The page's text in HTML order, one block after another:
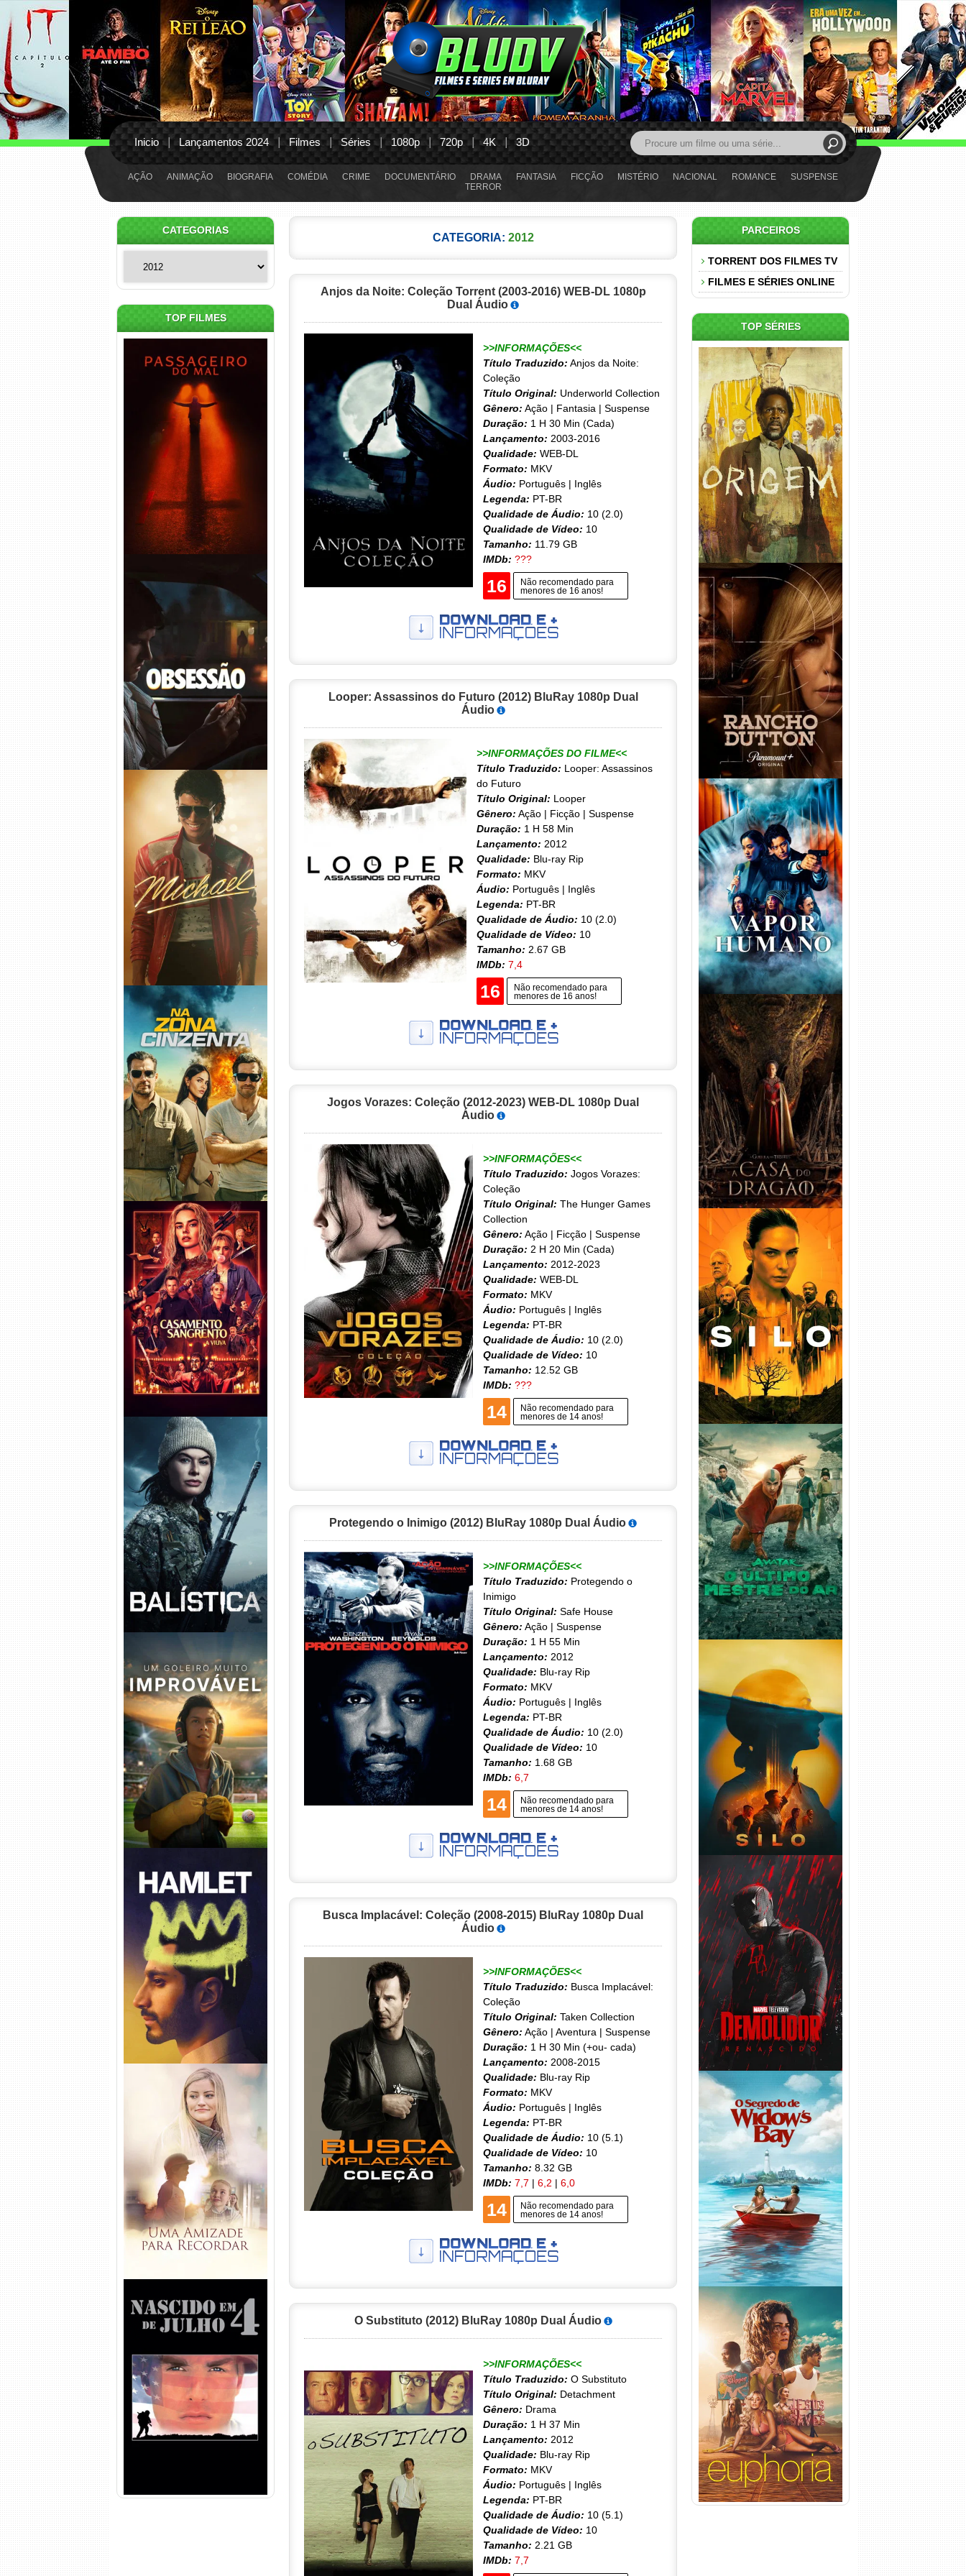
Inicio Lançamentos 2024 Filmes Séries 1080p 720p 4K 3D
AÇÃO ANIMAÇÃO BIOGRAFIA COMÉDIA CRIME DOCUMENTÁRIO DRAMA FANTASIA FICÇÃO MISTÉRIO NACIONAL ROMANCE
SUSPENSE
TERROR
CATEGORIA: 2012
Anjos da Noite: Coleção Torrent (2003-2016) WEB-DL 1080p
Dual Áudio
>>INFORMAÇÕES<<
Título Traduzido: Anjos da Noite:
Coleção
Título Original: Underworld Collection
Gênero: Ação | Fantasia | Suspense
Duração: 1 H 30 Min (Cada)
Lançamento: 2003-2016
Qualidade: WEB-DL
Formato: MKV
Áudio: Português | Inglês
Legenda: PT-BR
Qualidade de Áudio: 10 (2.0)
Qualidade de Vídeo: 10
Tamanho: 11.79 GB
IMDb: ???
16
Não recomendado para
menores de 16 anos!
Looper: Assassinos do Futuro (2012) BluRay 1080p Dual
Áudio
>>INFORMAÇÕES DO FILME<<
Título Traduzido: Looper: Assassinos
do Futuro
Título Original: Looper
Gênero: Ação | Ficção | Suspense
Duração: 1 H 58 Min
Lançamento: 2012
Qualidade: Blu-ray Rip
Formato: MKV
Áudio: Português | Inglês
Legenda: PT-BR
Qualidade de Áudio: 10 (2.0)
Qualidade de Vídeo: 10
Tamanho: 2.67 GB
IMDb: 7,4
16
Não recomendado para
menores de 16 anos!
Jogos Vorazes: Coleção (2012-2023) WEB-DL 1080p Dual
Áudio
>>INFORMAÇÕES<<
Título Traduzido: Jogos Vorazes:
Coleção
Título Original: The Hunger Games
Collection
Gênero: Ação | Ficção | Suspense
Duração: 2 H 20 Min (Cada)
Lançamento: 2012-2023
Qualidade: WEB-DL
Formato: MKV
Áudio: Português | Inglês
Legenda: PT-BR
Qualidade de Áudio: 10 (2.0)
Qualidade de Vídeo: 10
Tamanho: 12.52 GB
IMDb: ???
14
Não recomendado para
menores de 14 anos!
Protegendo o Inimigo (2012) BluRay 1080p Dual Áudio
>>INFORMAÇÕES<<
Título Traduzido: Protegendo o
Inimigo
Título Original: Safe House
Gênero: Ação | Suspense
Duração: 1 H 55 Min
Lançamento: 2012
Qualidade: Blu-ray Rip
Formato: MKV
Áudio: Português | Inglês
Legenda: PT-BR
Qualidade de Áudio: 10 (2.0)
Qualidade de Vídeo: 10
Tamanho: 1.68 GB
IMDb: 6,7
14
Não recomendado para
menores de 14 anos!
Busca Implacável: Coleção (2008-2015) BluRay 1080p Dual
Áudio
>>INFORMAÇÕES<<
Título Traduzido: Busca Implacável:
Coleção
Título Original: Taken Collection
Gênero: Ação | Aventura | Suspense
Duração: 1 H 30 Min (+ou- cada)
Lançamento: 2008-2015
Qualidade: Blu-ray Rip
Formato: MKV
Áudio: Português | Inglês
Legenda: PT-BR
Qualidade de Áudio: 10 (5.1)
Qualidade de Vídeo: 10
Tamanho: 8.32 GB
IMDb: 7,7 | 6,2 | 6,0
14
Não recomendado para
menores de 14 anos!
O Substituto (2012) BluRay 1080p Dual Áudio
>>INFORMAÇÕES<<
Título Traduzido: O Substituto
Título Original: Detachment
Gênero: Drama
Duração: 1 H 37 Min
Lançamento: 2012
Qualidade: Blu-ray Rip
Formato: MKV
Áudio: Português | Inglês
Legenda: PT-BR
Qualidade de Áudio: 10 (5.1)
Qualidade de Vídeo: 10
Tamanho: 2.21 GB
IMDb: 7,7
CATEGORIAS
TOP FILMES
Passageiro do Mal Torrent
(2026) WEB-DL 1080p Dual
Áudio
Obsessão Torrent (2026)
WEB-DL 1080p/4K Dual
Áudio
Michael Torrent (2026) WEB-
DL 1080p/4K Dual Áudio
Na Zona Cinzenta Torrent
(2026) WEB-DL 1080p/4K
Dual Áudio
Casamento Sangrento: A
Viúva Torrent (2026) WEB-DL
720p/1080p/4K Dual Áudio
Balística Torrent (2025) WEB-
DL 1080p Dual Áudio
Um Goleiro Muito Improvável
Torrent (2026) WEB-DL 1080p
Dual Áudio
Hamlet Torrent (2026) WEB-
DL 1080p Dual Áudio
Uma Amizade para Recordar
Torrent (2025) WEB-DL 1080p
Dual Áudio
Nascido em 4 de Julho
Torrent (1989) WEB-DL 1080p
Dual Áudio
PARCEIROS
TORRENT DOS FILMES TV
FILMES E SÉRIES ONLINE
TOP SÉRIES
Origem 4ª Temporada Torrent
(2026) WEB-DL 1080p/4K
Dual Áudio
Rancho Dutton 1ª
Temporada Torrent (2026)
WEB-DL 1080p Dual Áudio
Vapor Humano 1ª Temporada
Torrent (2026) WEB-DL 1080p
Dual Áudio
A Casa do Dragão 1ª
Temporada Torrent (2022)
WEB-DL 720p/1080p Dual
Áudio
Silo 1ª Temporada Torrent
(2023) WEB-DL
720p/1080p/4K Dual Áudio
Avatar: O Último Mestre do
Ar 2ª Temporada Torrent
(2026) WEB-DL 1080p Dual
Áudio
Silo 2ª Temporada (2024)
WEB-DL 1080p Dual Áudio
Demolidor: Renascido 2ª
Temporada (2026) WEB-DL
1080p Dual Áudio
O Segredo de Widow’s Bay
1ª Temporada Torrent (2026)
WEB-DL 1080p Dual Áudio
Euphoria 3ª Temporada
Torrent (2026) WEB-DL 1080p
Dual Áudio